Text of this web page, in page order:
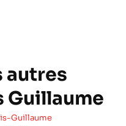
autres
Guillaume
Guillaume